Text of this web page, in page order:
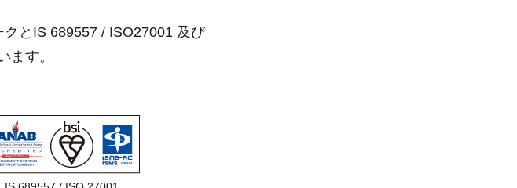
とIS 689557 / ISO27001 及び
ます。